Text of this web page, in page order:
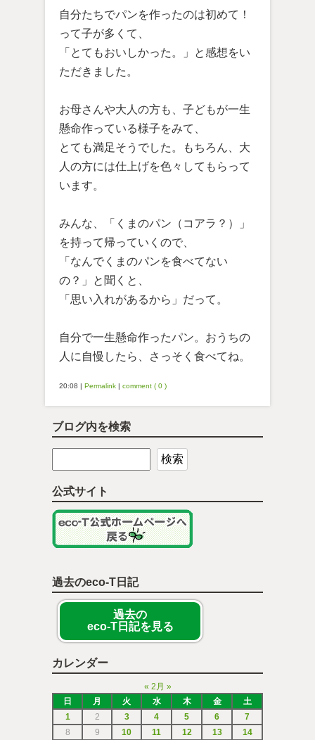
自分たちでパンを作ったのは初めて！
って子が多くて、
「とてもおいしかった。」と感想をい
ただきました。
お母さんや大人の方も、子どもが一生
懸命作っている様子をみて、
とても満足そうでした。もちろん、大
人の方には仕上げを色々してもらって
います。
みんな、「くまのパン（コアラ？）」
を持って帰っていくので、
「なんでくまのパンを食べてない
の？」と聞くと、
「思い入れがあるから」だって。
自分で一生懸命作ったパン。おうちの
人に自慢したら、さっそく食べてね。
20:08 | Permalink | comment ( 0 )
ブログ内を検索
公式サイト
過去のeco-T日記
過去の
eco-T日記を見る
カレンダー
« 2月 »
日
月 火 水 木 金
土
1
2 3 4 5 6
7
8
9 10 11 12 13 14